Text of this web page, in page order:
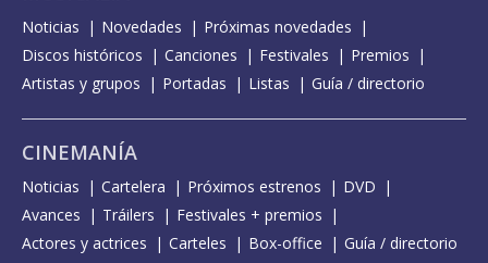
Noticias Novedades
Próximas novedades
Discos históricos
Canciones Festivales
Premios
Artistas y grupos
Portadas Listas Guía / directorio
CINEMANÍA
Noticias Cartelera Próximos estrenos
DVD
Avances
Tráilers
Festivales + premios
Actores y actrices
Carteles Box-office Guía / directorio